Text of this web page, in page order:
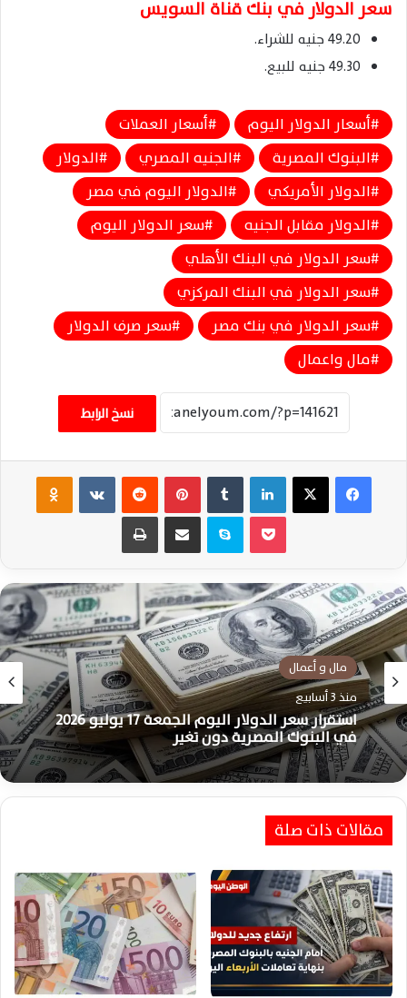
سعر الدولار في بنك قناة السويس
49.20 جنيه للشراء.
49.30 جنيه للبيع.
أسعار الدولار اليوم
أسعار العملات
البنوك المصرية
الجنيه المصري
الدولار
الدولار الأمريكي
الدولار اليوم في مصر
الدولار مقابل الجنيه
سعر الدولار اليوم
سعر الدولار في البنك الأهلي
سعر الدولار في البنك المركزي
سعر الدولار في بنك مصر
سعر صرف الدولار
مال واعمال
نسخ الرابط
فيسبوك ‫X لينكدإن بينتيريست ‏VKontakte
سكايب مشاركة عبر البريد طباعة
مال و أعمال
منذ 3 أسابيع
في البنوك المصرية دون تغير
مال و أعمال
منذ 4 أسابيع
تصريحات ترامب تشعل الأسواق وترفع الدولار
وتدفع الأموال الساخنة بقوة نحو مصر اليوم
مقالات ذات صلة